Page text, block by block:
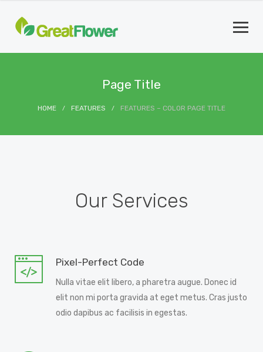
Page Title
HOME FEATURES FEATURES – COLOR PAGE TITLE
Our Services
Pixel-Perfect Code
Nulla vitae elit libero, a pharetra augue. Donec id
elit non mi porta gravida at eget metus. Cras justo
odio dapibus ac facilisis in egestas.